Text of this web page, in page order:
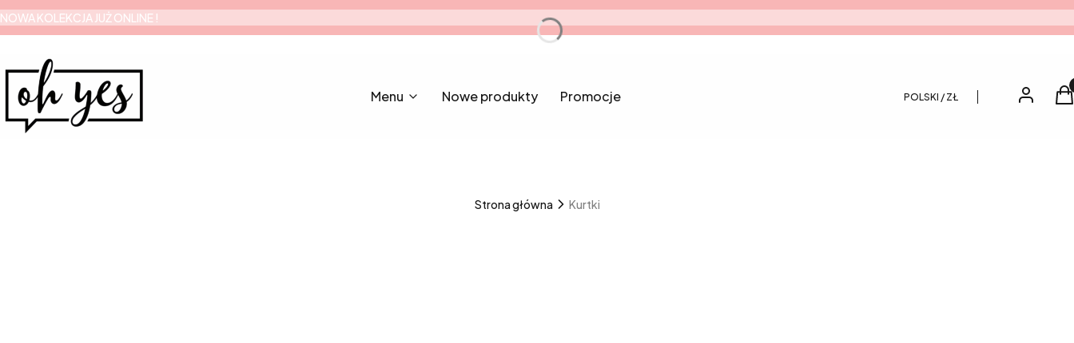
NOWA KOLEKCJA JUŻ ONLINE !
Menu Nowe produkty Promocje POLSKI / ZŁ Zaloguj
Strona główna Kurtki